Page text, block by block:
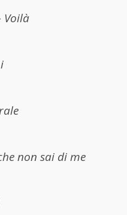
Voilà
non sai di me